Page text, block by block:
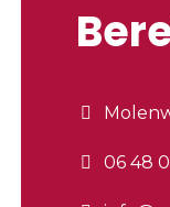
06 48